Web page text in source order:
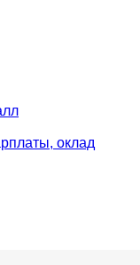
оклад